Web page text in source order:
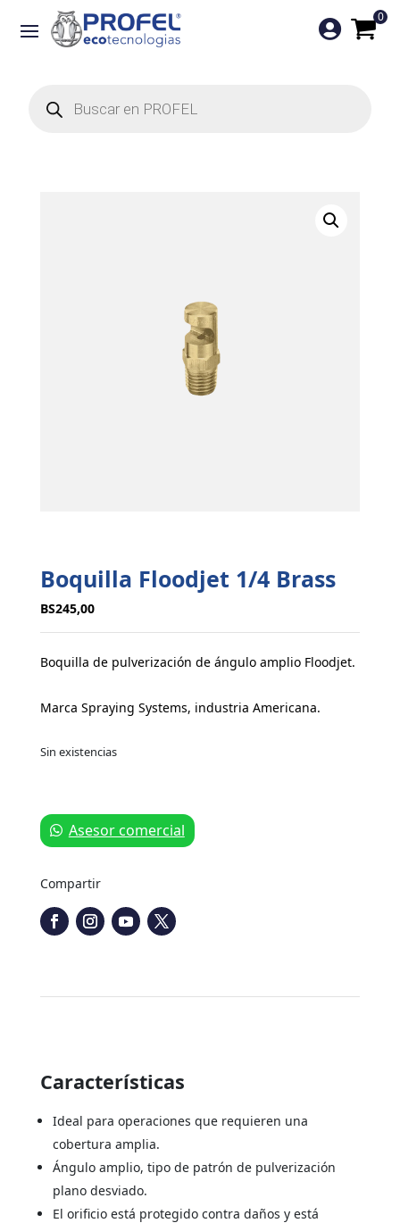
productos
0

Boquilla Floodjet 1/4 Brass
BS245,00
Boquilla de pulverización de ángulo amplio Floodjet.
Marca Spraying Systems, industria Americana.
Sin existencias
Asesor comercial
Compartir
Características
Ideal para operaciones que requieren una
cobertura amplia.
Ángulo amplio, tipo de patrón de pulverización
plano desviado.
El orificio está protegido contra daños y está